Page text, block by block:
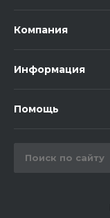
Компания
Информация
Помощь